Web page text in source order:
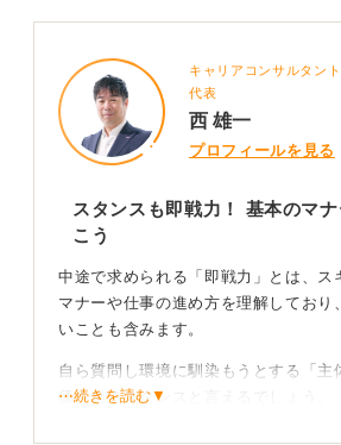
キャリアコンサルタン
代表
西 雄一
プロフィールを見る
スタンスも即戦力！ 基本のマ
こう
中途で求められる「即戦力」とは、ス
マナーや仕事の進め方を理解しており
いことも含みます。
自ら質問し環境に馴染もうとする「主
価されるスタンスと言えるでしょう。
⋯続きを読む▼